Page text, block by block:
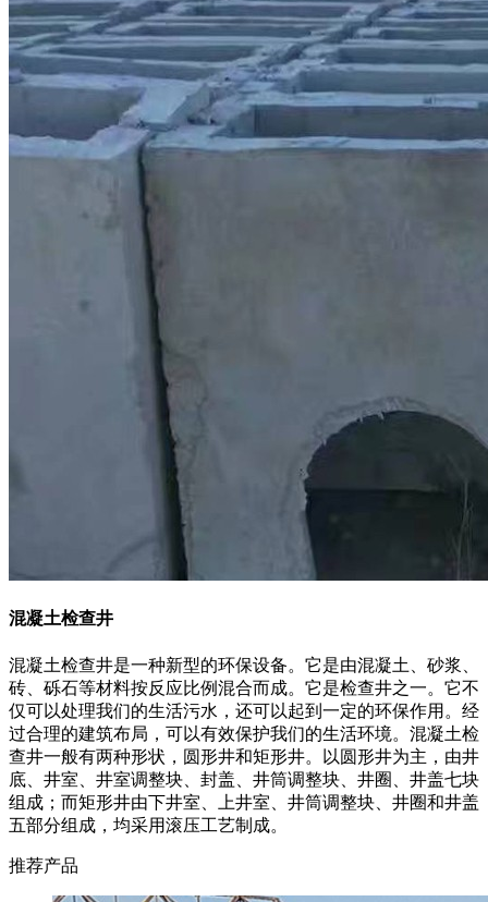
混凝土检查井
混凝土检查井是一种新型的环保设备。它是由混凝土、砂浆、
砖、砾石等材料按反应比例混合而成。它是检查井之一。它不
仅可以处理我们的生活污水，还可以起到一定的环保作用。经
过合理的建筑布局，可以有效保护我们的生活环境。混凝土检
查井一般有两种形状，圆形井和矩形井。以圆形井为主，由井
底、井室、井室调整块、封盖、井筒调整块、井圈、井盖七块
组成；而矩形井由下井室、上井室、井筒调整块、井圈和井盖
五部分组成，均采用滚压工艺制成。
推荐产品